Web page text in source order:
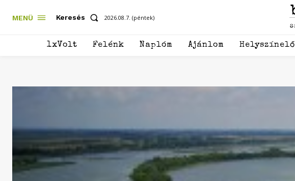
MENÜ Keresés 2026.08.7. (péntek)
1xVolt Felénk Naplóm Ajánlom Helyszínelő